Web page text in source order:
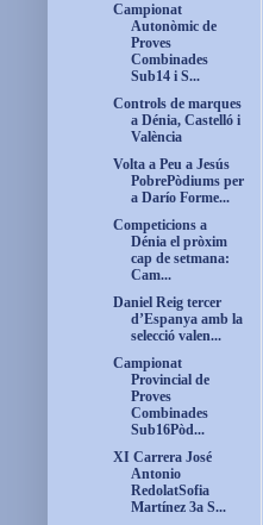
Campionat
Autonòmic de
Proves
Combinades
Sub14 i S...
Controls de marques
a Dénia, Castelló i
València
Volta a Peu a Jesús
PobrePòdiums per
a Darío Forme...
Competicions a
Dénia el pròxim
cap de setmana:
Cam...
Daniel Reig tercer
d’Espanya amb la
selecció valen...
Campionat
Provincial de
Proves
Combinades
Sub16Pòd...
XI Carrera José
Antonio
RedolatSofia
Martínez 3a S...